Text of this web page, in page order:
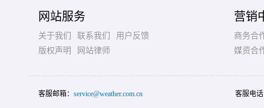
网站服务
关于我们 联系我们
用户反馈
版权声明
网站律师
营销
商务合
媒资合
客服邮箱： service@weather.com.cn 客服电